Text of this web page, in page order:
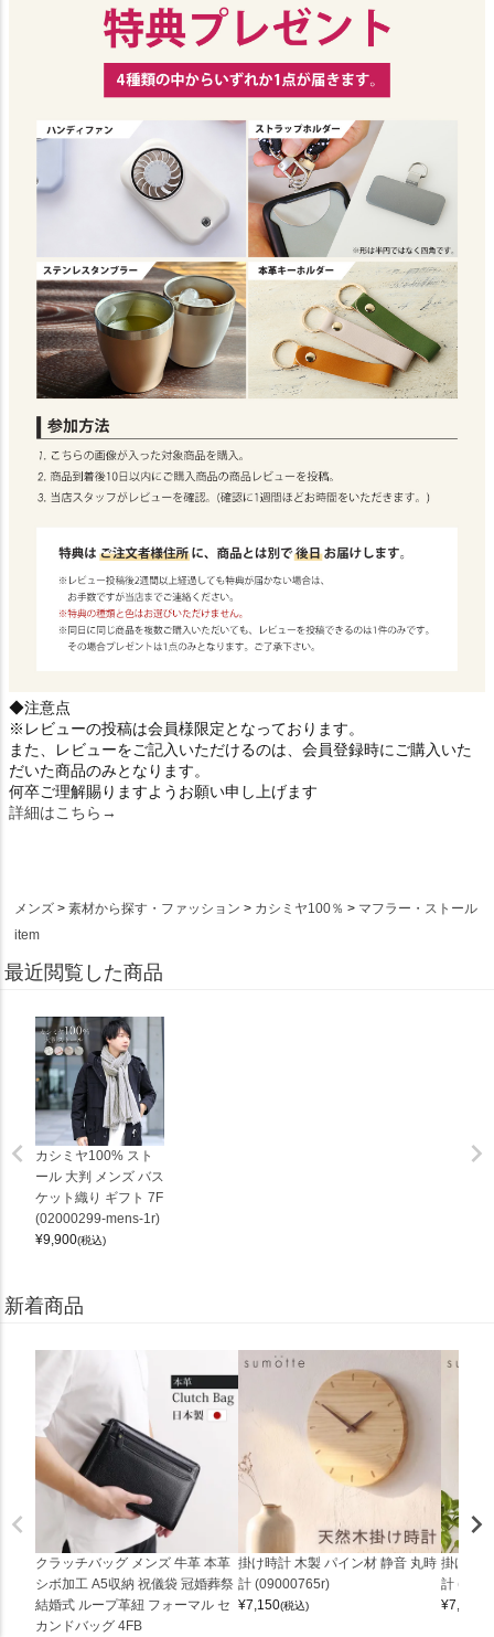
◆注意点
※レビューの投稿は会員様限定となっております。
また、レビューをご記入いただけるのは、会員登録時にご購入いた
だいた商品のみとなります。
何卒ご理解賜りますようお願い申し上げます
詳細はこちら→
メンズ 素材から探す・ファッション カシミヤ100％
マフラー・ストール
item
最近閲覧した商品
カシミヤ100% スト
ール 大判 メンズ バス
ケット織り ギフト 7F
(02000299-mens-1r)
¥9,900(税込)
新着商品
クラッチバッグ メンズ 牛革 本革
シボ加工 A5収納 祝儀袋 冠婚葬祭
結婚式 ループ革紐 フォーマル セ
カンドバッグ 4FB
掛け時計 木製 パイン材 静音 丸時
計 (09000765r)
¥7,150(税込)
掛け時
計
¥7,150